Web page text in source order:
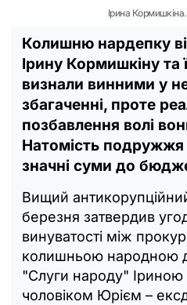
Ірина
Колишню нардепку
Ірину Кормишкіну та
визнали винними у
збагаченні, проте
позбавлення волі
Натомість подружжя
значні суми до
Вищий
березня затвердив
винуватості між
колишньою народною
"Слуги народу" Іриною
чоловіком Юрієм –